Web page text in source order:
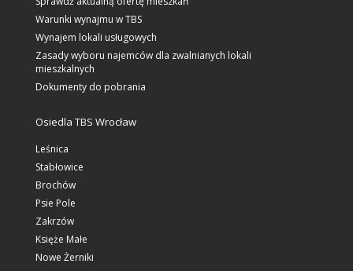
Warunki wynajmu w TBS
Wynajem lokali usługowych
Zasady wyboru najemców dla zwalnianych lokali
mieszkalnych
Dokumenty do pobrania
Osiedla TBS Wrocław
Leśnica
Stabłowice
Brochów
Psie Pole
Zakrzów
Księże Małe
Nowe Żerniki